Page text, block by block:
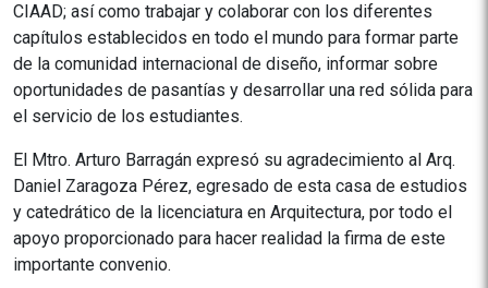
CIAAD; así como trabajar y colaborar con los diferentes
capítulos establecidos en todo el mundo para formar parte
de la comunidad internacional de diseño, informar sobre
oportunidades de pasantías y desarrollar una red sólida para
el servicio de los estudiantes.
El Mtro. Arturo Barragán expresó su agradecimiento al Arq.
Daniel Zaragoza Pérez, egresado de esta casa de estudios
y catedrático de la licenciatura en Arquitectura, por todo el
apoyo proporcionado para hacer realidad la firma de este
importante convenio.